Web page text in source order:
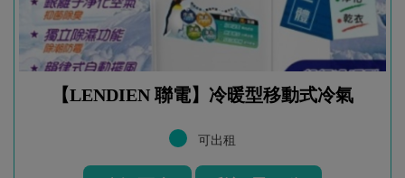
【LENDIEN 聯電】冷暖型移動式冷氣
可出租